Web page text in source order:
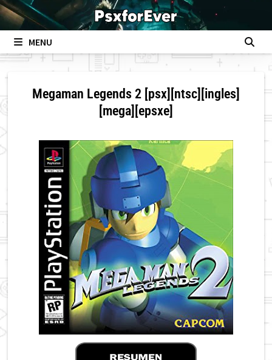
Skip
to
contentMENU
Megaman Legends 2 [psx][ntsc][ingles]
[mega][epsxe]